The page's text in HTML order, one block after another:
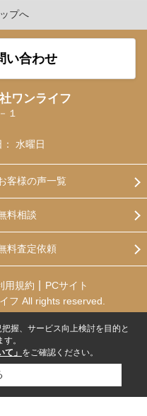
プへ
い合わせ
ワンライフ
１
： 水曜日
客様の声一覧
料相談
料査定依頼
用規約
PCサイト
フ All rights reserved.
握、サービス向上検討を目的と
。
て」 をご確認ください。